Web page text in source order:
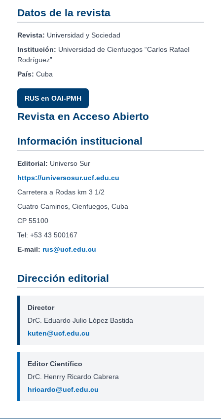
Datos de la revista
Revista: Universidad y Sociedad
Institución: Universidad de Cienfuegos “Carlos Rafael
Rodríguez”
País: Cuba
RUS en OAI-PMH
Revista en Acceso Abierto
Información institucional
Editorial: Universo Sur
https://universosur.ucf.edu.cu
Carretera a Rodas km 3 1/2
Cuatro Caminos, Cienfuegos, Cuba
CP 55100
Tel: +53 43 500167
E-mail: rus@ucf.edu.cu
Dirección editorial
Director
DrC. Eduardo Julio López Bastida
kuten@ucf.edu.cu
Editor Científico
DrC. Henrry Ricardo Cabrera
hricardo@ucf.edu.cu